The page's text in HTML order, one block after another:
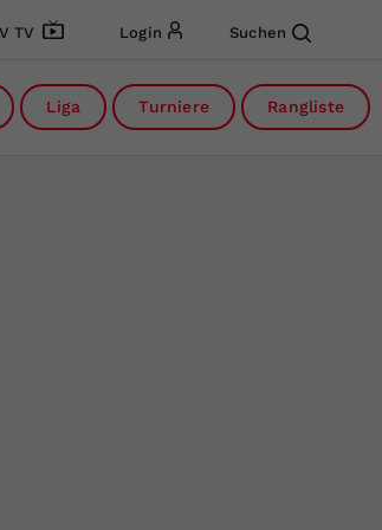
TV Login Suchen
Liga Turniere Rangliste